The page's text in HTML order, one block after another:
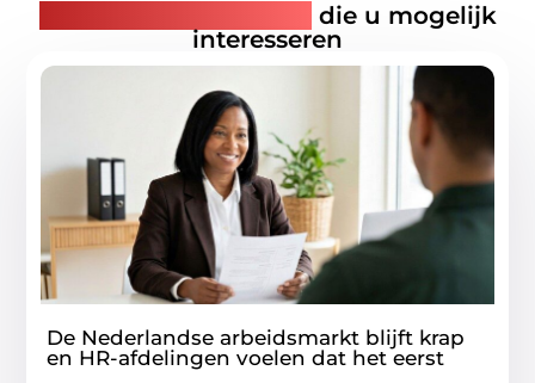
die u mogelijk
interesseren
De Nederlandse arbeidsmarkt blijft krap
en HR-afdelingen voelen dat het eerst